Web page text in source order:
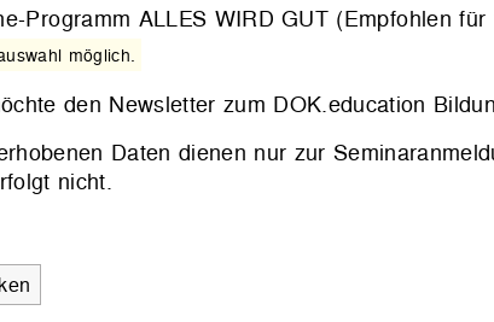
Programm ALLES WIRD GUT (Empfohlen
möglich.
den Newsletter zum DOK.education
Daten dienen nur zur
nicht.